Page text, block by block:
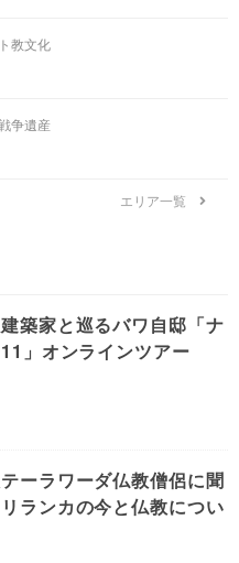
教文化
争遺産
エリア一覧
築家と巡るバワ自邸「ナ
」オンラインツアー
ーラワーダ仏教僧侶に聞
ランカの今と仏教につい